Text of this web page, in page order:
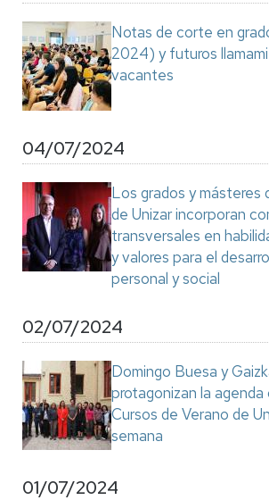
Notas de corte en
2024) y futuros
vacantes
04/07/2024
Los grados y másteres
de Unizar incorporan
transversales en
y valores para el
personal y social
02/07/2024
Domingo Buesa y
protagonizan la agenda
Cursos de Verano de
semana
01/07/2024